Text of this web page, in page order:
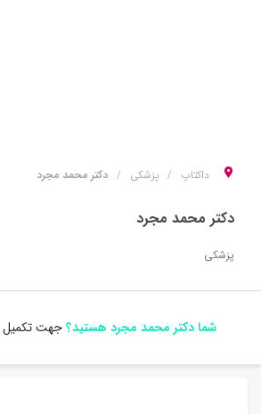
داکتاپ پزشکی دکتر محمد مجرد
دکتر محمد مجرد
پزشکی
شما دکتر محمد مجرد هستید؟جهت تکمیل